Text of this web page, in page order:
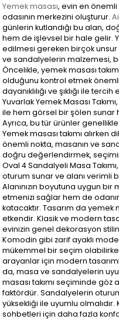
Yemek masası, evin en
odasının merkezini oluşturur.
günlerin kutlandığı bu alan,
hem de işlevsel bir hale gelir.
edilmesi gereken birçok unsur
ve sandalyelerin malzemesi,
Öncelikle, yemek masası
olduğunu kontrol etmek
dayanıklılığı ve şıklığı ile
Yuvarlak Yemek Masası
ile hem görsel bir şölen sunar
Ayrıca, bu tür ürünler
Yemek masası takımı
önemli nokta, masanın ve
doğru değerlendirmek,
Oval 4 Sandalyeli Masa
oturum sunar ve alanı verimli
Alanınızın boyutuna uygun
etmenizi sağlar hem de
katacaktır. Tasarım da yemek
etkendir. Klasik ve modern
evinizin genel dekorasyon
Komodin gibi zarif ayaklı
mükemmel bir seçim
arayanlar için modern
da, masa ve sandalyelerin
masası takımı seçiminde
faktördür. Sandalyelerin
yüksekliği ile uyumlu
sohbetleri için daha fazla